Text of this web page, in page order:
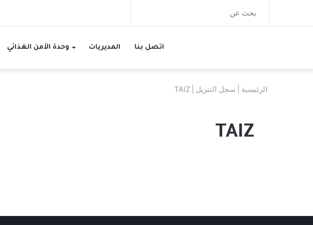
بحث
وحدة الأمن الغذائي المديريات اتصل بنا
الرئيسية سجل التنزيل TAIZ
TAIZ